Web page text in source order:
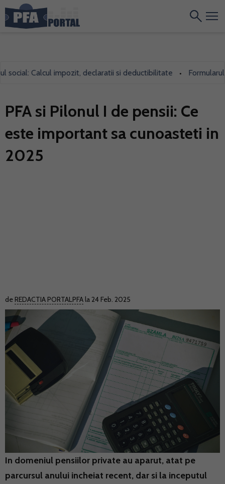
Calcul impozit, declaratii si deductibilitate • Formularul
PFA si Pilonul I de pensii: Ce
este important sa cunoasteti in
2025
de REDACTIA PORTALPFA la 24 Feb. 2025
In domeniul pensiilor private au aparut, atat pe
parcursul anului incheiat recent, dar si la inceputul